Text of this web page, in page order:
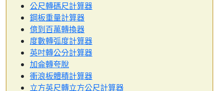
公尺轉碼尺計算器
鋼板重量計算器
億到百萬轉換器
度數轉弧度計算器
英吋轉公分計算器
加侖轉夸脫
衝浪板體積計算器
立方英尺轉立方公尺計算器